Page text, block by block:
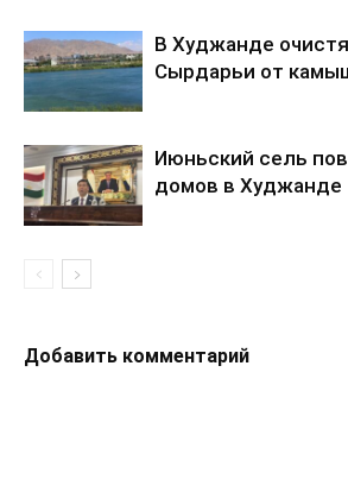
В Худжанде
Сырдарьи от
Июньский сель
домов в Худжанде
Добавить комментарий